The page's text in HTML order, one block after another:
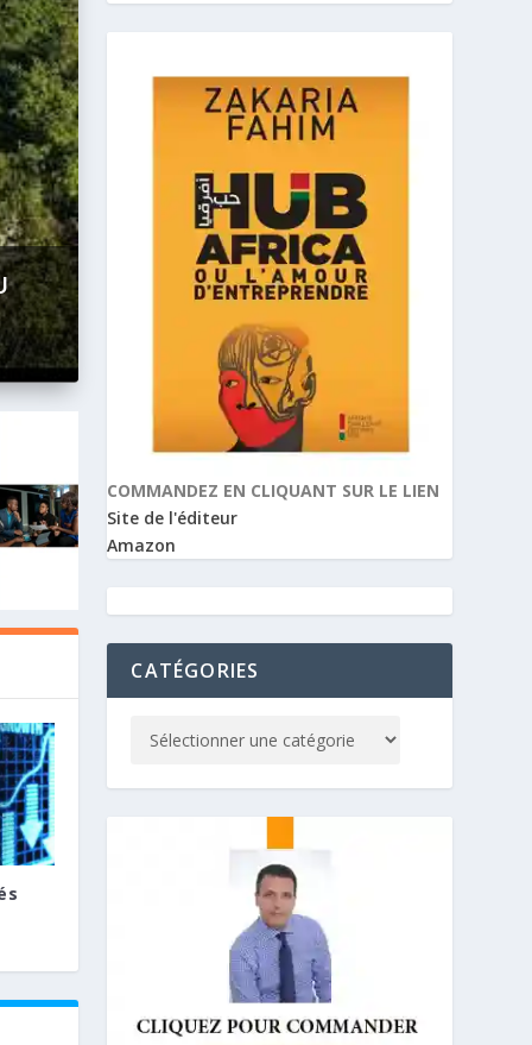
COMMANDEZ EN CLIQUANT SUR LE LIEN
Site de l'éditeur
Amazon
CATÉGORIES